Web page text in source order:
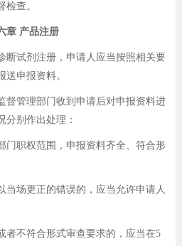
查。
章 产品注册
试剂注册，申请人应当按照相关要
申报资料。
管理部门收到申请后对申报资料进
分别作出处理：
职权范围，申报资料齐全、符合形
场更正的错误的，应当允许申请人
不符合形式审查要求的，应当在5